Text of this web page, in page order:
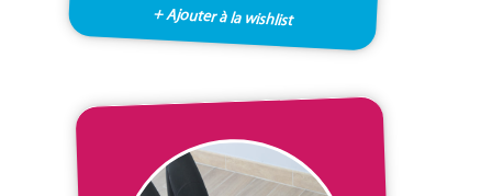
+ Ajouter à la wishlist